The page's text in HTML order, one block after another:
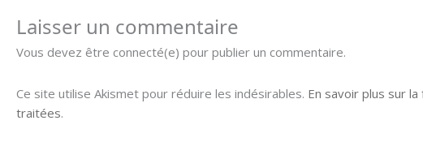
Laisser un commentaire
Vous devez être connecté(e) pour publier un commentaire.
Ce site utilise Akismet pour réduire les indésirables. En savoir plus sur
traitées.